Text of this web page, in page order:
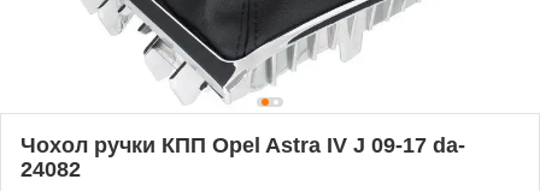
Чохол ручки КПП Opel Astra IV J 09-17 da-
24082